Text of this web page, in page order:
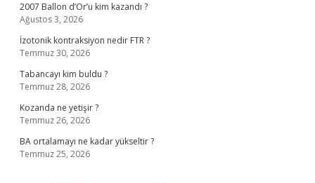
2007 Ballon d’Or’u kim kazandı ?
Ağustos 3, 2026
İzotonik kontraksiyon nedir FTR ?
Temmuz 30, 2026
Tabancayı kim buldu ?
Temmuz 28, 2026
Kozanda ne yetişir ?
Temmuz 26, 2026
BA ortalamayı ne kadar yükseltir ?
Temmuz 25, 2026